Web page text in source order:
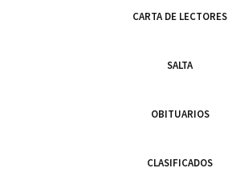
CARTA DE LECTORES
SALTA
OBITUARIOS
CLASIFICADOS